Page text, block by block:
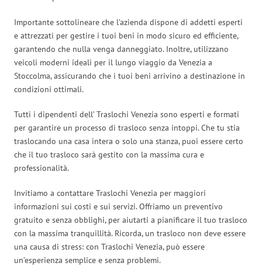
Importante sottolineare che l’azienda dispone di addetti esperti
e attrezzati per gestire i tuoi beni in modo sicuro ed efficiente,
garantendo che nulla venga danneggiato. Inoltre, utilizzano
veicoli moderni ideali per il lungo viaggio da Venezia a
Stoccolma, assicurando che i tuoi beni arrivino a destinazione in
condizioni ottimali.
Tutti i dipendenti dell’ Traslochi Venezia sono esperti e formati
per garantire un processo di trasloco senza intoppi. Che tu stia
traslocando una casa intera o solo una stanza, puoi essere certo
che il tuo trasloco sarà gestito con la massima cura e
professionalità.
Invitiamo a contattare Traslochi Venezia per maggiori
informazioni sui costi e sui servizi. Offriamo un preventivo
gratuito e senza obblighi, per aiutarti a pianificare il tuo trasloco
con la massima tranquillità. Ricorda, un trasloco non deve essere
una causa di stress: con Traslochi Venezia, può essere
un’esperienza semplice e senza problemi.